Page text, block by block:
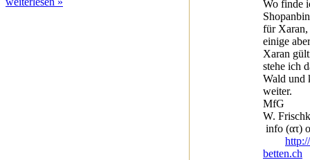
Wo finde
für
einige
Xaran
stehe ich
Wald und
weiter.
MfG
W.
info (ατ)
betten.ch